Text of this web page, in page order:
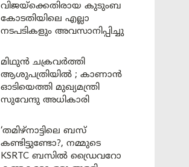
വിജയ്ക്കെതിരായ കുടുംബ
കോടതിയിലെ എല്ലാ
നടപടികളും അവസാനിപ്പിച്ചു
മിഥുൻ ചക്രവർത്തി
ആശുപത്രിയിൽ ; കാണാൻ
ഓടിയെത്തി മുഖ്യമന്ത്രി
സുവേന്ദു അധികാരി
‘തമിഴ്‌നാട്ടിലെ ബസ്
കണ്ടിട്ടുണ്ടോ?, നമ്മുടെ
KSRTC ബസിൽ ഡ്രൈവറോ